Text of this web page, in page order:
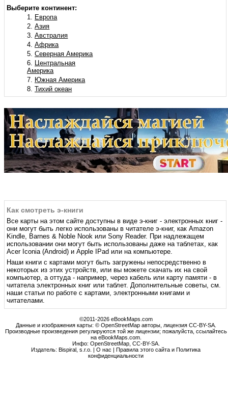
Выберите континент:
Европа
Азия
Австралия
Африка
Северная Америка
Центральная
Америка
Южная Америка
Тихий океан
Как смотреть э-книги
Все карты на этом сайте доступны в виде э-книг - электронных книг -
они могут быть легко использованы в читателе э-книг, как Amazon
Kindle, Barnes & Noble Nook или Sony Reader. При надлежащем
использовании они могут быть использованы даже на таблетах, как
Acer Iconia (Android) и Apple IPad или на компьютере.
Наши книги с картами могут быть загружены непосредственно в
некоторых из этих устройств, или вы можете скачать их на свой
компьютер, а оттуда - например, через кабель или карту памяти - в
читатела электронных книг или таблет. Дополнительные советы, см.
наши статьи по работе с картами, электронными книгами и
читателами.
©2011-2026 eBookMaps.com
Данные и изображения карты: © OpenStreetMap авторы, лицензия CC-BY-SA.
Производные произведения регулируются той же лицензии; пожалуйста, ссылайтесь
на eBookMaps.com.
Инфо: OpenStreetMap, CC-BY-SA.
Издатель: Bispiral, s.r.o. |О нас |Правила этого сайта и Политика
конфиденциальности